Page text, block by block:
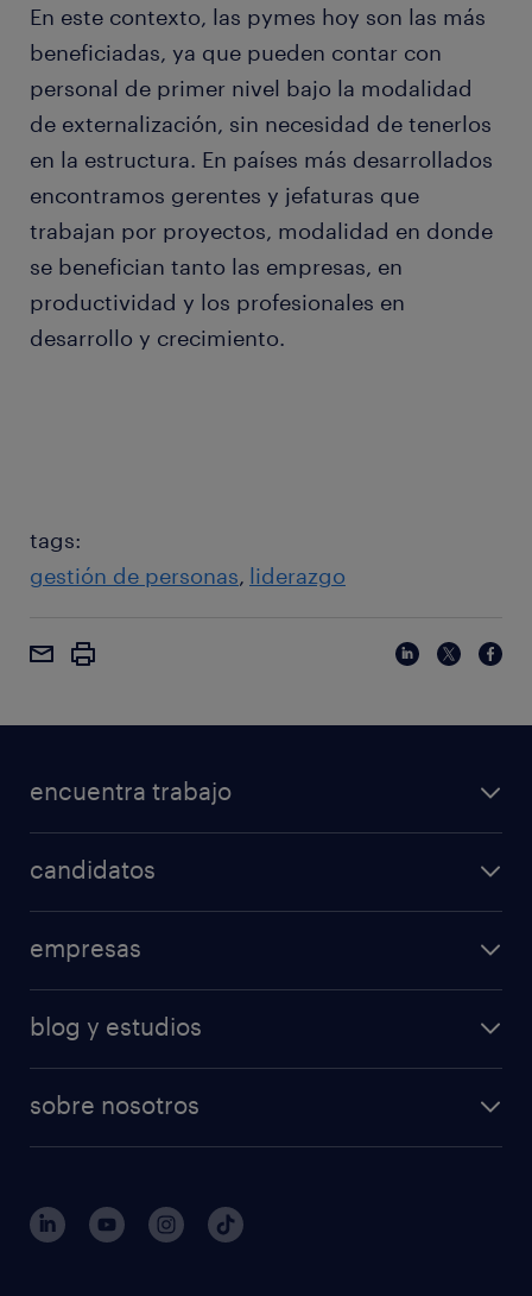
En este contexto, las pymes hoy son las más
beneficiadas, ya que pueden contar con
personal de primer nivel bajo la modalidad
de externalización, sin necesidad de tenerlos
en la estructura. En países más desarrollados
encontramos gerentes y jefaturas que
trabajan por proyectos, modalidad en donde
se benefician tanto las empresas, en
productividad y los profesionales en
desarrollo y crecimiento.
tags:
gestión de personas liderazgo
encuentra trabajo
candidatos
empresas
blog y estudios
sobre nosotros